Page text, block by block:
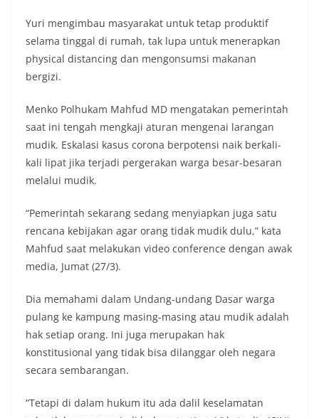
Yuri mengimbau masyarakat untuk tetap produktif
selama tinggal di rumah, tak lupa untuk menerapkan
physical distancing dan mengonsumsi makanan
bergizi.
Menko Polhukam Mahfud MD mengatakan pemerintah
saat ini tengah mengkaji aturan mengenai larangan
mudik. Eskalasi kasus corona berpotensi naik berkali-
kali lipat jika terjadi pergerakan warga besar-besaran
melalui mudik.
“Pemerintah sekarang sedang menyiapkan juga satu
rencana kebijakan agar orang tidak mudik dulu,” kata
Mahfud saat melakukan video conference dengan awak
media, Jumat (27/3).
Dia memahami dalam Undang-undang Dasar warga
pulang ke kampung masing-masing atau mudik adalah
hak setiap orang. Ini juga merupakan hak
konstitusional yang tidak bisa dilanggar oleh negara
secara sembarangan.
“Tetapi di dalam hukum itu ada dalil keselamatan